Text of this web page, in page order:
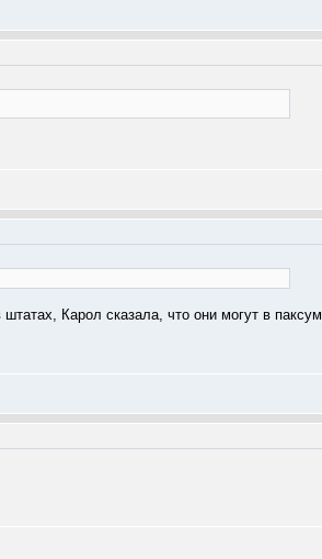
Карол сказала, что они могут в паксум